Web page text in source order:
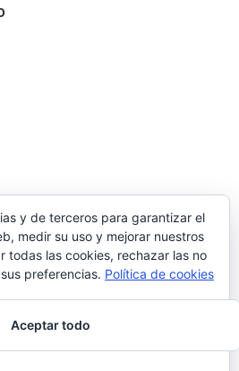
y de terceros para garantizar el
medir su uso y mejorar nuestros
todas las cookies, rechazar las no
preferencias. Política de cookies
Aceptar todo